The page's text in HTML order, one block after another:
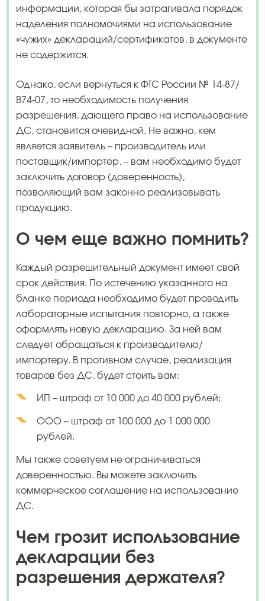
информации, которая бы затрагивала порядок
наделения полномочиями на использование
«чужих» деклараций/сертификатов, в документе
не содержится.
Однако, если вернуться к ФТС России № 14-87/
В74-07, то необходимость получения
разрешения, дающего право на использование
ДС, становится очевидной. Не важно, кем
является заявитель – производитель или
поставщик/импортер, – вам необходимо будет
заключить договор (доверенность),
позволяющий вам законно реализовывать
продукцию.
О чем еще важно помнить?
Каждый разрешительный документ имеет свой
срок действия. По истечению указанного на
бланке периода необходимо будет проводить
лабораторные испытания повторно, а также
оформлять новую декларацию. За ней вам
следует обращаться к производителю/
импортеру. В противном случае, реализация
товаров без ДС, будет стоить вам:
ИП – штраф от 10 000 до 40 000 рублей;
ООО – штраф от 100 000 до 1 000 000
рублей.
Мы также советуем не ограничиваться
доверенностью. Вы можете заключить
коммерческое соглашение на использование
ДС.
Чем грозит использование
декларации без
разрешения держателя?